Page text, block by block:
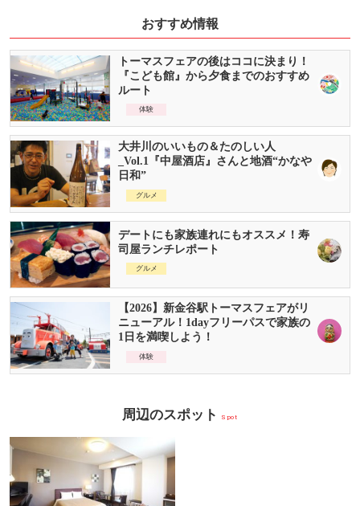
おすすめ情報
トーマスフェアの後はココに決まり！
『こども館』から夕食までのおすすめ
ルート
体験
大井川のいいもの＆たのしい人
_Vol.1『中屋酒店』さんと地酒“かなや
日和”
グルメ
デートにも家族連れにもオススメ！寿
司屋ランチレポート
グルメ
【2026】新金谷駅トーマスフェアがリ
ニューアル！1dayフリーパスで家族の
1日を満喫しよう！
体験
周辺のスポット Spot